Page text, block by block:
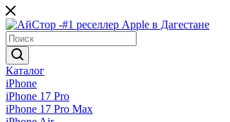
Каталог
iPhone
iPhone 17 Pro
iPhone 17 Pro Max